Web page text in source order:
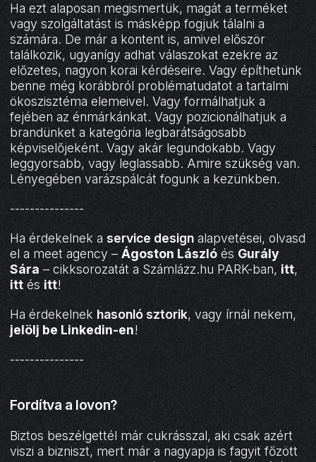
Ha ezt alaposan megismertük, magát a terméket
vagy szolgáltatást is másképp fogjuk tálalni a
számára. De már a kontent is, amivel először
találkozik, ugyanígy adhat válaszokat ezekre az
előzetes, nagyon korai kérdéseire. Vagy építhetünk
benne még korábbról problématudatot a tartalmi
ökoszisztéma elemeivel. Vagy formálhatjuk a
fejében az énmárkánkat. Vagy pozicionálhatjuk a
brandünket a kategória legbarátságosabb
képviselőjeként. Vagy akár legundokabb. Vagy
leggyorsabb, vagy leglassabb. Amire szükség van.
Lényegében varázspálcát fogunk a kezünkben.
---------------
Ha érdekelnek aservice design alapvetései, olvasd
el a meet agency –Ágoston László és Gurály
Sára – cikksorozatát a Számlázz.hu PARK-ban, itt,
itt és itt!
Ha érdekelnek hasonló sztorik, vagy írnál nekem,
jelölj be Linkedin-en!
---------------
Fordítva a lovon?
Biztos beszélgettél már cukrásszal, aki csak azért
viszi a bizniszt, mert már a nagyapja is fagyit főzött